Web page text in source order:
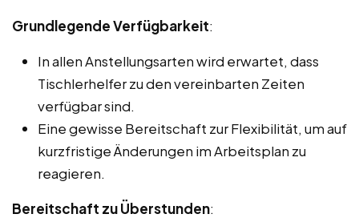
Grundlegende Verfügbarkeit:
In allen Anstellungsarten wird erwartet, dass
Tischlerhelfer zu den vereinbarten Zeiten
verfügbar sind.
Eine gewisse Bereitschaft zur Flexibilität, um auf
kurzfristige Änderungen im Arbeitsplan zu
reagieren.
Bereitschaft zu Überstunden: